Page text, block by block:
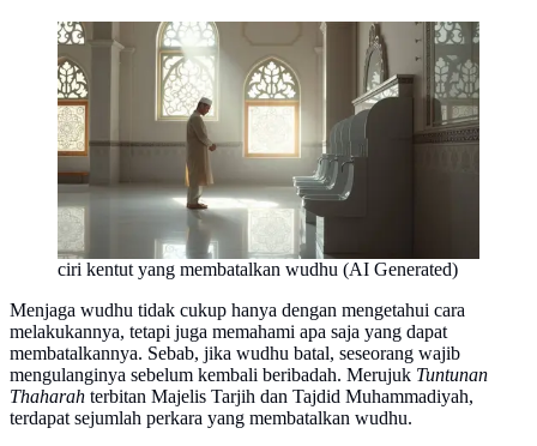
ciri kentut yang membatalkan wudhu (AI Generated)
Menjaga wudhu tidak cukup hanya dengan mengetahui cara
melakukannya, tetapi juga memahami apa saja yang dapat
membatalkannya. Sebab, jika wudhu batal, seseorang wajib
mengulanginya sebelum kembali beribadah. Merujuk Tuntunan
Thaharah terbitan Majelis Tarjih dan Tajdid Muhammadiyah,
terdapat sejumlah perkara yang membatalkan wudhu.